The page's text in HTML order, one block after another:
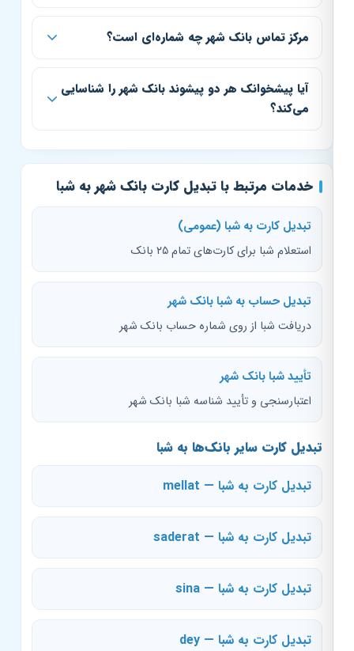
مرکز تماس بانک شهر چه شماره‌ای است؟
آیا پیشخوانک هر دو پیشوند بانک شهر را شناسایی
می‌کند؟
خدمات مرتبط با تبدیل کارت بانک شهر به شبا
تبدیل کارت به شبا (عمومی)
استعلام شبا برای کارت‌های تمام ۲۵ بانک
تبدیل حساب به شبا بانک شهر
دریافت شبا از روی شماره حساب بانک شهر
تأیید شبا بانک شهر
اعتبارسنجی و تأیید شناسه شبا بانک شهر
تبدیل کارت سایر بانک‌ها به شبا
تبدیل کارت به شبا — mellat
تبدیل کارت به شبا — saderat
تبدیل کارت به شبا — sina
تبدیل کارت به شبا — dey